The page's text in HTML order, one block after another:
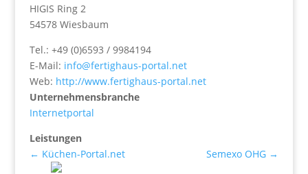
HIGIS Ring 2
54578 Wiesbaum
Tel.: +49 (0)6593 / 9984194
E-Mail: info@fertighaus-portal.net
Web: http://www.fertighaus-portal.net
Unternehmensbranche
Internetportal
Leistungen
← Küchen-Portal.net Semexo OHG →